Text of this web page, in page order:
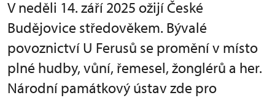
V neděli 14. září 2025 ožijí České
Budějovice středověkem. Bývalé
povoznictví U Ferusů se promění v místo
plné hudby, vůní, řemesel, žonglérů a her.
Národní památkový ústav zde pro